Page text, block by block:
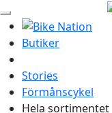
Butiker
Stories
Förmånscykel
Hela sortimentet